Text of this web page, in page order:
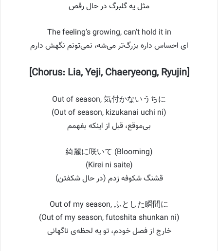
مثل یه گلبرگ در حال رقص
The feeling’s growing, can’t hold it in
ای احساس داره بزرگ‌تر می‌شه، نمی‌تونم نگهش دارم
[Chorus: Lia, Yeji, Chaeryeong, Ryujin]
Out of season, 気付かないうちに
(Out of season, kizukanai uchi ni)
بی‌موقع، قبل از اینکه بفهمم
綺麗に咲いて (Blooming)
(Kirei ni saite)
قشنگ شکوفه زدم (در حال شکفتن)
Out of my season, ふとした瞬間に
(Out of my season, futoshita shunkan ni)
خارج از فصل خودم، تو یه لحظه‌ی ناگهانی